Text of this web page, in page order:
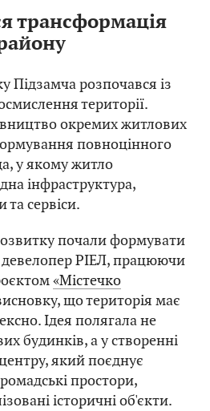
трансформація
Підзамча розпочався із
території.
окремих житлових
повноцінного
у якому житло
інфраструктура,
та сервіси.
почали формувати
девелопер РІЕЛ, працюючи
«Містечко
що територія має
Ідея полягала не
будинків, а у створенні
який поєднує
простори,
історичні об'єкти.